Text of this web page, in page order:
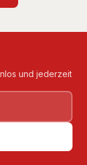
und jederzeit